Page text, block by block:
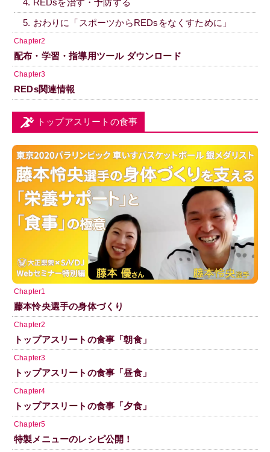
4. REDsを治す・予防する
5. おわりに「スポーツからREDsをなくすために」
Chapter2
配布・学習・指導用ツール ダウンロード
Chapter3
REDs関連情報
トップアスリートの食事
Chapter1
藤本怜央選手の身体づくり
Chapter2
トップアスリートの食事「朝食」
Chapter3
トップアスリートの食事「昼食」
Chapter4
トップアスリートの食事「夕食」
Chapter5
特製メニューのレシピ公開！